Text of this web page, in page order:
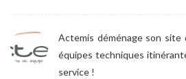
Actemis déménage son
équipes techniques
service !